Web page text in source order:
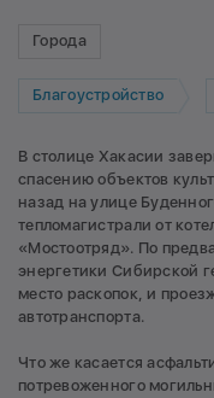
Города
Благоустройство
В столице Хакасии
спасению объектов
назад на улице
тепломагистрали от
«Мостоотряд». По
энергетики Сибирской
место раскопок, и
автотранспорта.
Что же касается
потревоженного